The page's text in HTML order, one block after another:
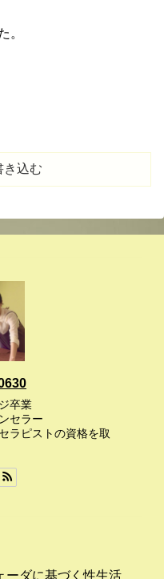
。
き込む
卒業
セラー
ラピストの資格を取
ーダに基づく性生活